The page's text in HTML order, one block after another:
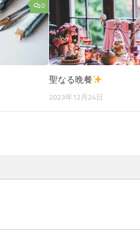
0
聖なる晩餐
2023年12月24日